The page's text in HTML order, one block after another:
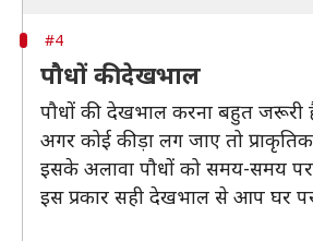
#4
पौधों की देखभाल
पौधों की देखभाल करना बहुत जरूरी
अगर कोई कीड़ा लग जाए तो
इसके अलावा पौधों को समय-समय
इस प्रकार सही देखभाल से आप घर